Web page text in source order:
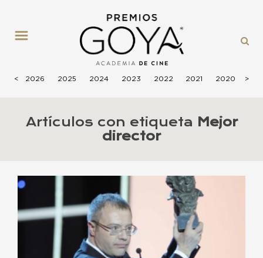
< 2026 2025 2024 2023 2022 2021 2020 >
Artículos con etiqueta Mejor
director